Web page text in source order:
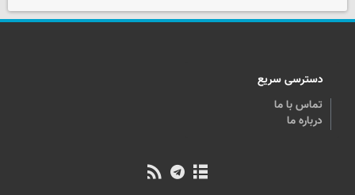
دسترسی سریع
تماس با ما
درباره ما